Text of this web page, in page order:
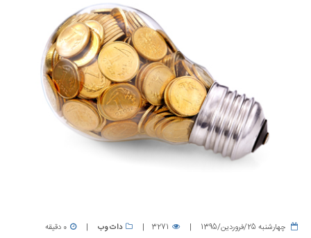
چهارشنبه 25/فروردین/1395 3271 دات وب 0 دقیقه